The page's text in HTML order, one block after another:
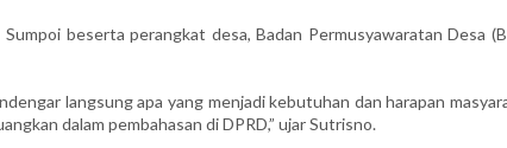
beserta perangkat desa, Badan Permusyawaratan Desa
langsung apa yang menjadi kebutuhan dan harapan
dalam pembahasan di DPRD,” ujar Sutrisno.